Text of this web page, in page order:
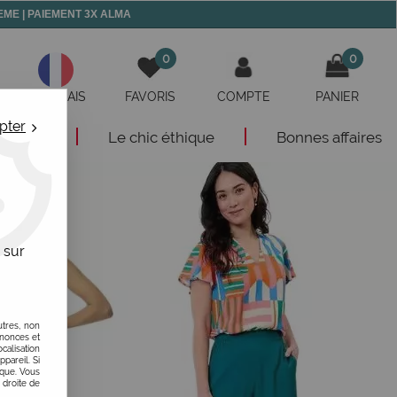
| PAIEMENT 3X ALMA
FRANÇAIS
0
FAVORIS COMPTE
0
PANIER
Le chic éthique Bonnes affaires
sur
non
et
Si
Vous
droite de